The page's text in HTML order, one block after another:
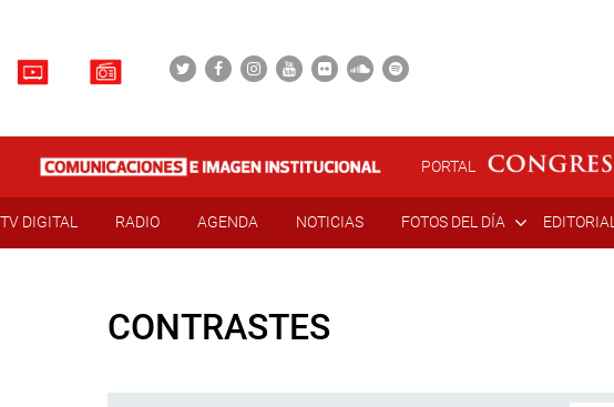
PORTAL
TV DIGITAL RADIO AGENDA NOTICIAS FOTOS DEL DÍA EDITORIAL
CONTRASTES